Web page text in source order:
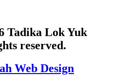
Tadika Lok Yuk
reserved.
Web Design